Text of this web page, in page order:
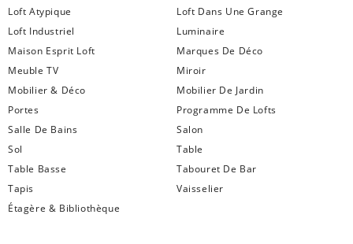
Loft Atypique
Loft Dans Une Grange
Loft Industriel
Luminaire
Maison Esprit Loft
Marques De Déco
Meuble TV
Miroir
Mobilier & Déco
Mobilier De Jardin
Portes
Programme De Lofts
Salle De Bains
Salon
Sol
Table
Table Basse
Tabouret De Bar
Tapis
Vaisselier
Étagère & Bibliothèque